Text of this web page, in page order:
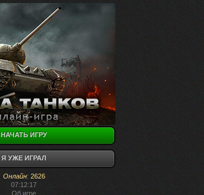
НАЧАТЬ ИГРУ
Я УЖЕ ИГРАЛ
Онлайн: 2626
07:12:17
Об игре